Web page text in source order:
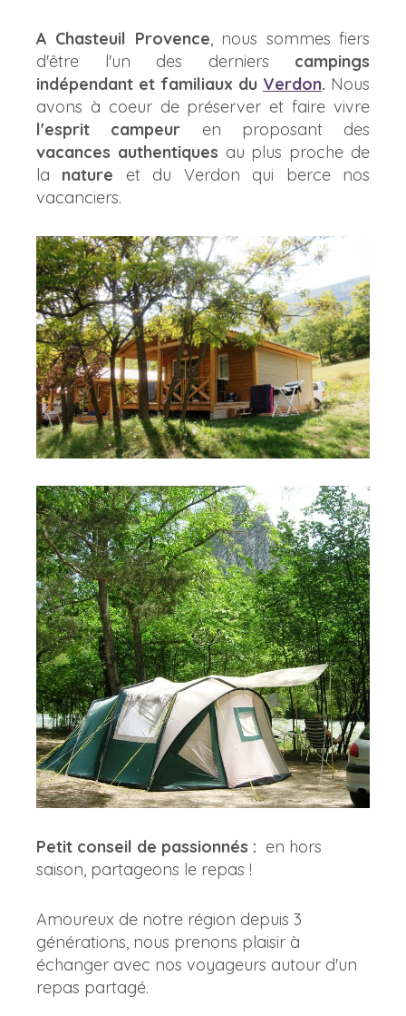
A Chasteuil Provence, nous sommes fiers
d'être l'un des derniers campings
indépendant et familiaux du Verdon. Nous
avons à coeur de préserver et faire vivre
l'esprit campeur en proposant des
vacances authentiques au plus proche de
la nature et du Verdon qui berce nos
vacanciers.
Petit conseil de passionnés : en hors
saison, partageons le repas !
Amoureux de notre région depuis 3
générations, nous prenons plaisir à
échanger avec nos voyageurs autour d'un
repas partagé.